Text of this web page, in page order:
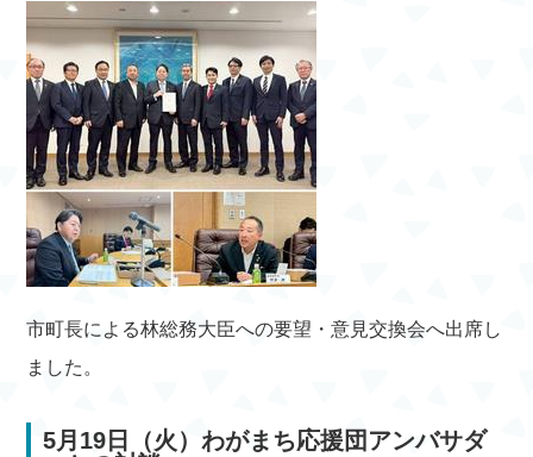
市町長による林総務大臣への要望・意見交換会へ出席し
ました。
5月19日（火）わがまち応援団アンバサダ